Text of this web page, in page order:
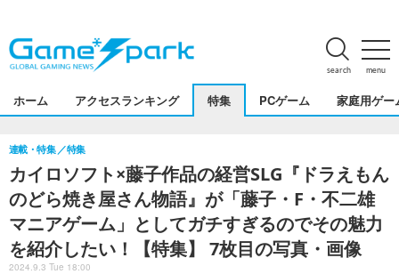
menu
search
ホーム アクセスランキング 特集 PCゲーム 家庭用ゲー
カイロソフト×藤子作品の経営SLG『ドラえもん
のどら焼き屋さん物語』が「藤子・F・不二雄
マニアゲーム」としてガチすぎるのでその魅力
を紹介したい！【特集】 7枚目の写真・画像
連載・特集 特集
2024.9.3 Tue 18:00